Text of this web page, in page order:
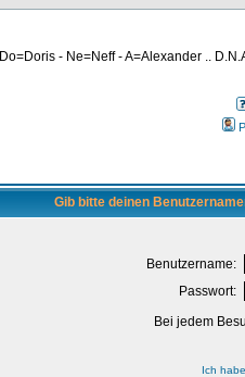
Do=Doris - Ne=Neff - A=Alexander ..
Gib bitte deinen
Benutzername:
Passwort:
Bei jedem
Ich